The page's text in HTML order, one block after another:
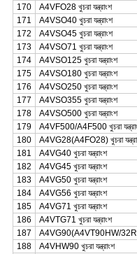
170
A4VFO28 খুচরা যন্ত্রাংশ
171
A4VSO40 খুচরা যন্ত্রাংশ
172
A4VSO45 খুচরা যন্ত্রাংশ
173
A4VSO71 খুচরা যন্ত্রাংশ
174
A4VSO125 খুচরা যন্ত্রাংশ
175
A4VSO180 খুচরা যন্ত্রাংশ
176
A4VSO250 খুচরা যন্ত্রাংশ
177
A4VSO355 খুচরা যন্ত্রাংশ
178
A4VSO500 খুচরা যন্ত্রাংশ
179
A4VF500/A4F500 খুচরা
180
A4VG28(A4FO28) খুচরা
181
A4VG40 খুচরা যন্ত্রাংশ
182
A4VG45 খুচরা যন্ত্রাংশ
183
A4VG50 খুচরা যন্ত্রাংশ
184
A4VG56 খুচরা যন্ত্রাংশ
185
A4VG71 খুচরা যন্ত্রাংশ
186
A4VTG71 খুচরা যন্ত্রাংশ
187
A4VG90(A4VT90HW/32R)
188
A4VHW90 খুচরা যন্ত্রাংশ